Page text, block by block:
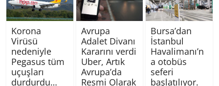
Korona
Virüsü
nedeniyle
Pegasus tüm
uçuşları
durdurdu…
Avrupa
Adalet Divanı
Kararını verdi
Uber, Artık
Avrupa’da
Resmi Olarak
Bursa’dan
İstanbul
Havalimanı’n
a otobüs
seferi
başlatılıyor.